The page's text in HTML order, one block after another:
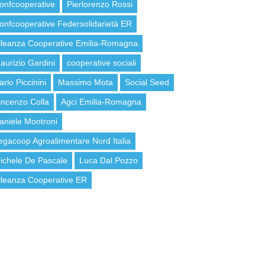
Pierlorenzo Rossi
Federsolidarietà ER
Cooperative Emilia-Romagna
Gardini cooperative sociali
Piccinini Massimo Mota Social Seed
Colla Agci Emilia-Romagna
Montroni
Agroalimentare Nord Italia
De Pascale Luca Dal Pozzo
Cooperative ER